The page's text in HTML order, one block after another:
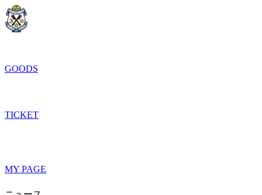
GOODS
TICKET
MY PAGE